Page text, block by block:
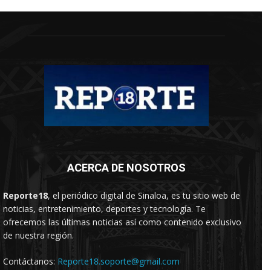
ACERCA DE NOSOTROS
Reporte18, el periódico digital de Sinaloa, es tu sitio web de
noticias, entretenimiento, deportes y tecnología. Te
ofrecemos las últimas noticias así como contenido exclusivo
de nuestra región.
Contáctanos: Reporte18.soporte@gmail.com